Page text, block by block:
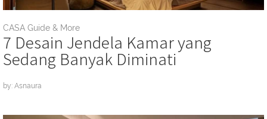
CASA Guide & More
7 Desain Jendela Kamar yang
Sedang Banyak Diminati
by: Asnaura